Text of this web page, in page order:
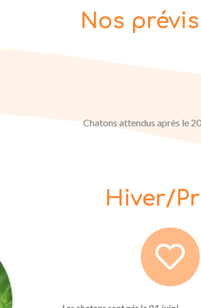
Nos
Chatons attendus après le
Hiver/